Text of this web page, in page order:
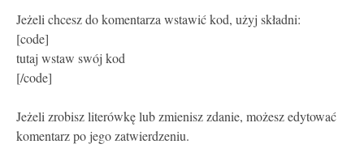
Jeżeli chcesz do komentarza wstawić kod, użyj składni:
[code]
tutaj wstaw swój kod
[/code]
Jeżeli zrobisz literówkę lub zmienisz zdanie, możesz edytować
komentarz po jego zatwierdzeniu.